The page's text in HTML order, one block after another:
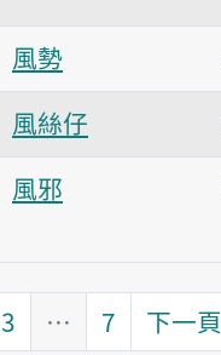
風勢
風絲仔
風邪
3 … 7 下一頁